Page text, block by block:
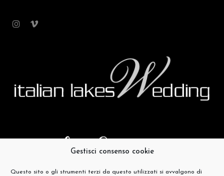
Gestisci consenso cookie
Questo sito o gli strumenti terzi da questo utilizzati si avvalgono di